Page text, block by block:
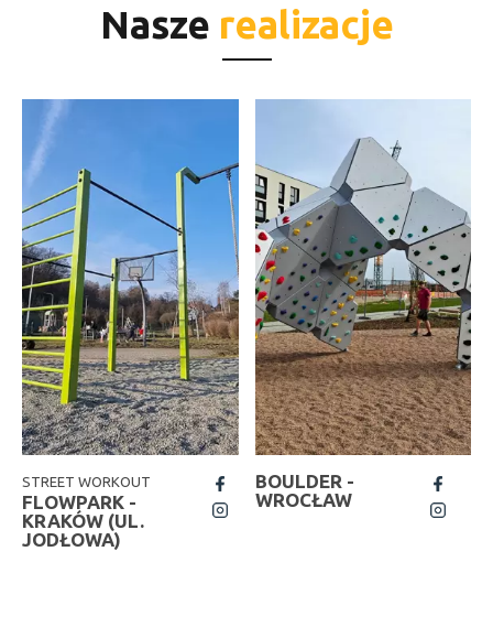
Nasze realizacje
STREET WORKOUT
FLOWPARK -
KRAKÓW (UL.
JODŁOWA)
fb
insta
BOULDER -
WROCŁAW
fb